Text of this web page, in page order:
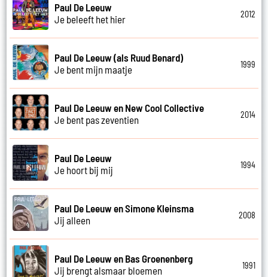
Paul De Leeuw
Je beleeft het hier
2012
Paul De Leeuw (als Ruud Benard)
Je bent mijn maatje
1999
Paul De Leeuw en New Cool Collective
Je bent pas zeventien
2014
Paul De Leeuw
Je hoort bij mij
1994
Paul De Leeuw en Simone Kleinsma
Jij alleen
2008
Paul De Leeuw en Bas Groenenberg
Jij brengt alsmaar bloemen
1991